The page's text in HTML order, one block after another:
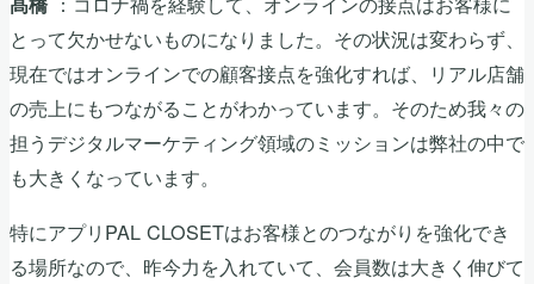
とって欠かせないものになりました。その状況は変わらず、
現在ではオンラインでの顧客接点を強化すれば、リアル店舗
の売上にもつながることがわかっています。そのため我々の
担うデジタルマーケティング領域のミッションは弊社の中で
も大きくなっています。
特にアプリPAL CLOSETはお客様とのつながりを強化でき
る場所なので、昨今力を入れていて、会員数は大きく伸びて